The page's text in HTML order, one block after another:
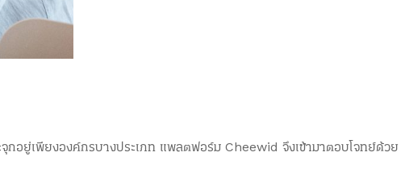
ยู่เพียงองค์กรบางประเภท แพลตฟอร์ม Cheewid จึงเข้ามาตอบโจทย์ด้วย